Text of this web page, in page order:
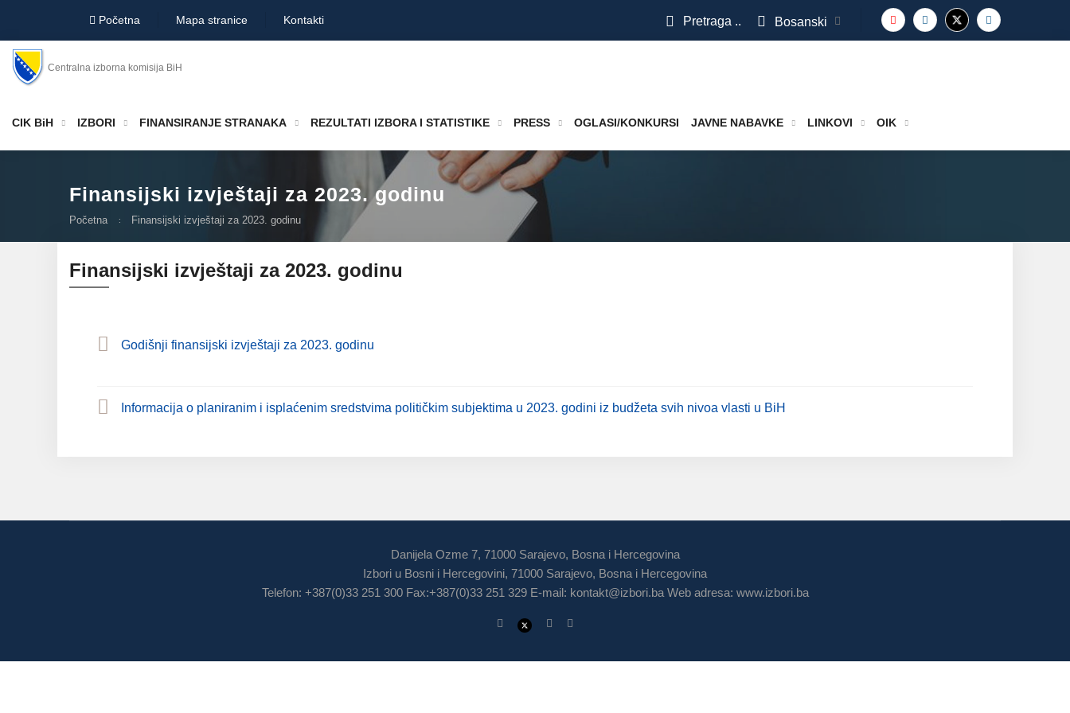
Početna Mapa stranice Kontakti Pretraga .. Bosanski
Centralna izborna komisija BiH
CIK BiH IZBORI FINANSIRANJE STRANAKA REZULTATI IZBORA I STATISTIKE PRESS OGLASI/KONKURSI JAVNE NABAVKE LINKOVI OIK
Finansijski izvještaji za 2023. godinu
Početna Finansijski izvještaji za 2023. godinu
Finansijski izvještaji za 2023. godinu
Godišnji finansijski izvještaji za 2023. godinu
Informacija o planiranim i isplaćenim sredstvima političkim subjektima u 2023. godini iz budžeta svih nivoa vlasti u BiH
Danijela Ozme 7, 71000 Sarajevo, Bosna i Hercegovina
Izbori u Bosni i Hercegovini, 71000 Sarajevo, Bosna i Hercegovina
Telefon: +387(0)33 251 300 Fax:+387(0)33 251 329 E-mail: kontakt@izbori.baWeb adresa: www.izbori.ba